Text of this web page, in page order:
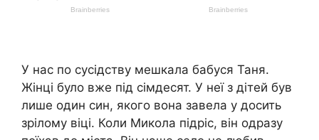
У нас по сусідству мешкала бабуся Таня.
Жінці було вже під сімдесят. У неї з дітей був
лише один син, якого вона завела у досить
зрілому віці. Коли Микола підріс, він одразу